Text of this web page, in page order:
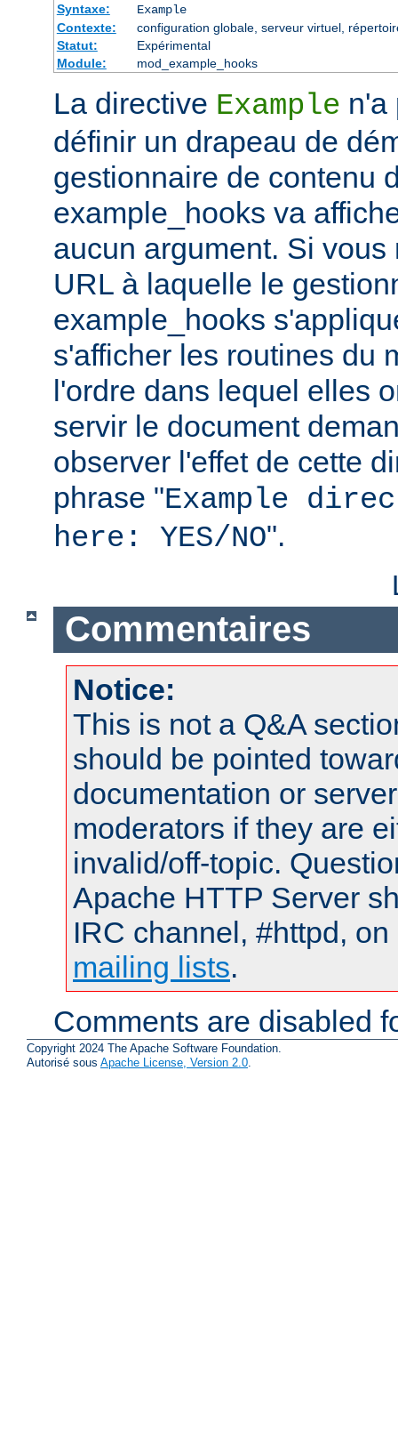
Syntaxe:
Example
Contexte:
configuration globale, serveur virtuel,
Statut:
Expérimental
Module:
mod_example_hooks
La directive Example n'a
définir un drapeau de
gestionnaire de contenu
example_hooks va
aucun argument. Si
URL à laquelle le
example_hooks
s'afficher les routines du
l'ordre dans lequel elles
servir le document
observer l'effet de cette
phrase "Example
here: YES/NO".
Commentaires
Notice:
This is not a Q&A
should be pointed
documentation or
moderators if they are
invalid/off-topic.
Apache HTTP Server
IRC channel, #httpd,
mailing lists.
Comments are disabled
Copyright 2024 The Apache Software Foundation.
Autorisé sous Apache License, Version 2.0.